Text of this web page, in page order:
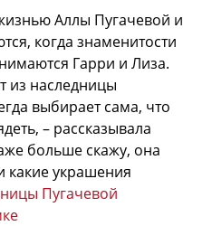
Аллы Пугачевой и
когда знаменитости
Гарри и Лиза.
из наследницы
выбирает сама, что
– рассказывала
больше скажу, она
какие украшения
Пугачевой